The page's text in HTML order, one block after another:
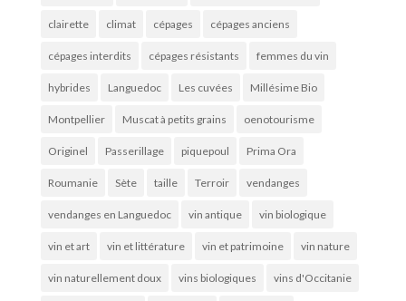
clairette climat cépages cépages anciens
cépages interdits cépages résistants femmes du vin
hybrides Languedoc Les cuvées Millésime Bio
Montpellier Muscat à petits grains oenotourisme
Originel Passerillage piquepoul Prima Ora
Roumanie Sète taille Terroir vendanges
vendanges en Languedoc vin antique vin biologique
vin et art vin et littérature vin et patrimoine vin nature
vin naturellement doux vins biologiques vins d'Occitanie